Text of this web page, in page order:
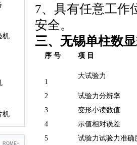
机
机
ROME+
7、具有任意工作
安全。
三、无锡单柱数
序 号 项 目
1
大试验力
2
试验力分辨率
3
变形小读数值
4
示值相对误差
5
试验力试验力准确